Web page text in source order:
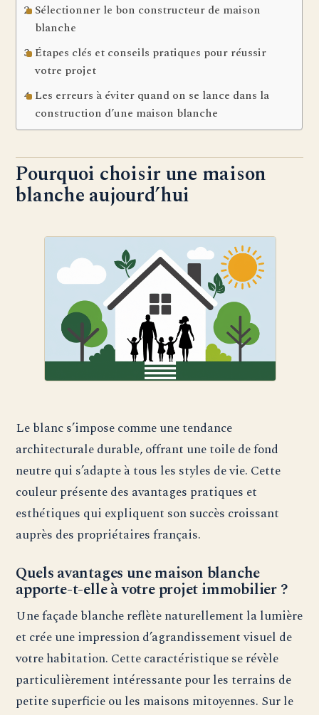
Sélectionner le bon constructeur de maison
blanche
Étapes clés et conseils pratiques pour réussir
votre projet
Les erreurs à éviter quand on se lance dans la
construction d’une maison blanche
Pourquoi choisir une maison
blanche aujourd’hui
Le blanc s’impose comme une tendance
architecturale durable, offrant une toile de fond
neutre qui s’adapte à tous les styles de vie. Cette
couleur présente des avantages pratiques et
esthétiques qui expliquent son succès croissant
auprès des propriétaires français.
Quels avantages une maison blanche
apporte-t-elle à votre projet immobilier ?
Une façade blanche reflète naturellement la lumière
et crée une impression d’agrandissement visuel de
votre habitation. Cette caractéristique se révèle
particulièrement intéressante pour les terrains de
petite superficie ou les maisons mitoyennes. Sur le